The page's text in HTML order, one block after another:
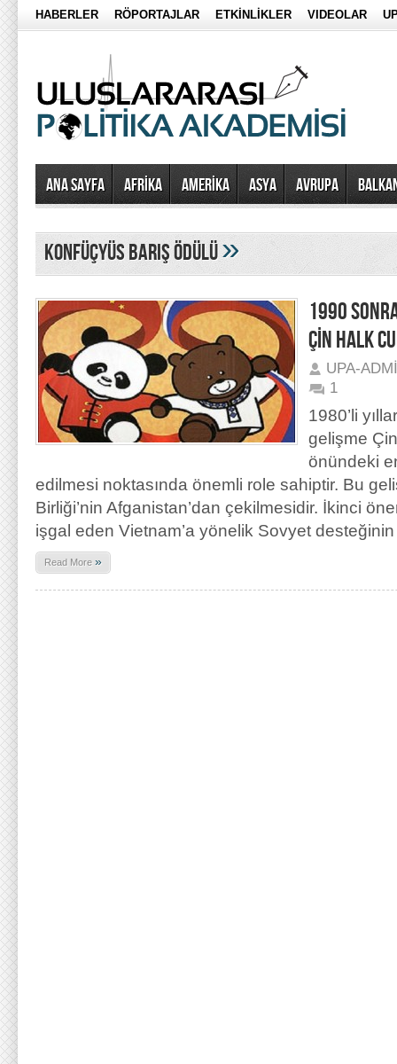
HABERLER RÖPORTAJLAR ETKİNLİKLER VIDEOLAR
Ana Sayfa AFRİKA AMERİKA ASYA AVRUPA
Konfüçyüs Barış Ödülü»
1990
ÇİN HALK
UPA-
1
1980’li
gelişme
önündeki
edilmesi noktasında önemli role sahiptir. Bu
Birliği’nin Afganistan’dan çekilmesidir. İkinci
işgal eden Vietnam’a yönelik Sovyet
Read More »